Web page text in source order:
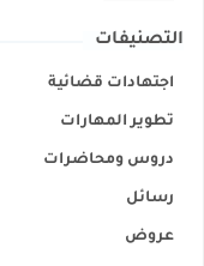
التصنيفات
اجتهادات قضائية
تطوير المهارات
دروس ومحاضرات
رسائل
عروض